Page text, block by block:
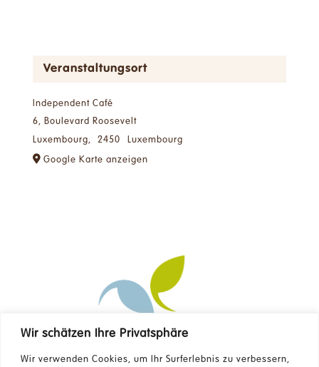
Wir schätzen Ihre Privatsphäre
Wir verwenden Cookies, um Ihr Surferlebnis zu verbessern,
Veranstaltungsort
Independent Café
6, Boulevard Roosevelt
Luxembourg, 2450
Luxembourg
Google Karte anzeigen
Kontakt